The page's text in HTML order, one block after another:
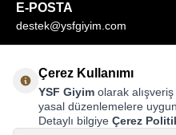
E-POSTA
destek@ysfgiyim.com
Çerez Kullanımı
YSF Giyim olarak
yasal düzenlemelere
Detaylı bilgiye Çerez